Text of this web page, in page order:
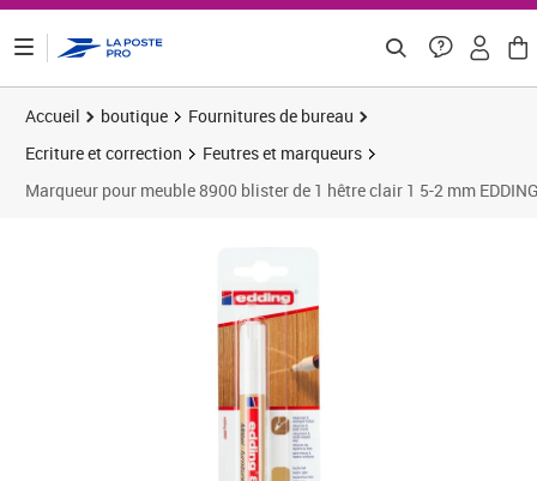
Accueil boutique
Fournitures de bureau
Ecriture et correction
Feutres et marqueurs
Marqueur pour meuble 8900 blister de 1 hêtre clair 1 5-2 mm